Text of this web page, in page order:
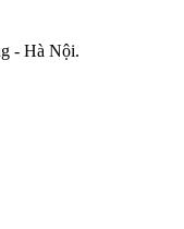
- Hà Nội.